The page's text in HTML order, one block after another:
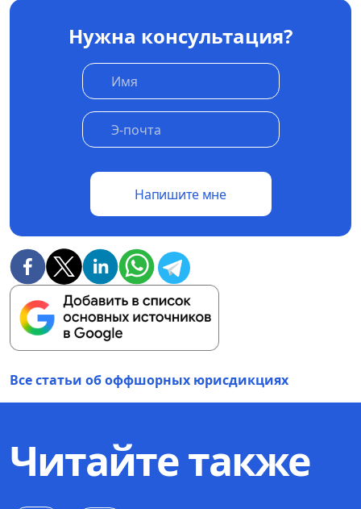
Нужна консультация?
Напишите мне
Все статьи об оффшорных юрисдикциях
Читайте также